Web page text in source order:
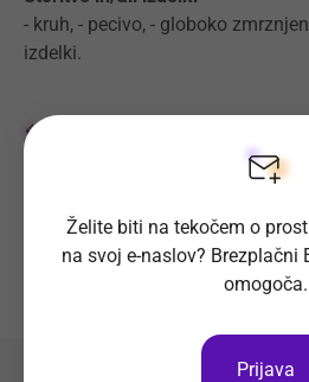
- kruh, - pecivo, - globoko
izdelki.
Želite biti na tekočem o
na svoj e-naslov? Brezplačni
omogoča.
Prijava